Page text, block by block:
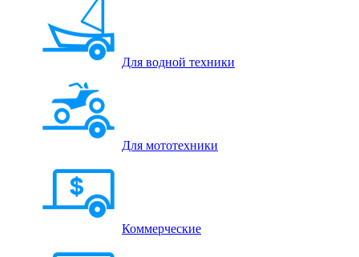
Для водной техники
Для мототехники
Коммерческие